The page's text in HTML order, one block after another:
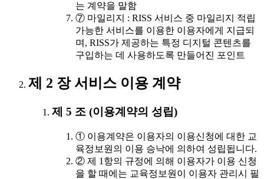
는 계약을 말함
⑦ 마일리지 : RISS 서비스 중 마일리지 적립
가능한 서비스를 이용한 이용자에게 지급되
며, RISS가 제공하는 특정 디지털 콘텐츠를
구입하는 데 사용하도록 만들어진 포인트
제 2 장 서비스 이용 계약
제 5 조 (이용계약의 성립)
① 이용계약은 이용자의 이용신청에 대한 교
육정보원의 이용 승낙에 의하여 성립됩니다.
② 제 1항의 규정에 의해 이용자가 이용 신청
을 할 때에는 교육정보원이 이용자 관리시 필